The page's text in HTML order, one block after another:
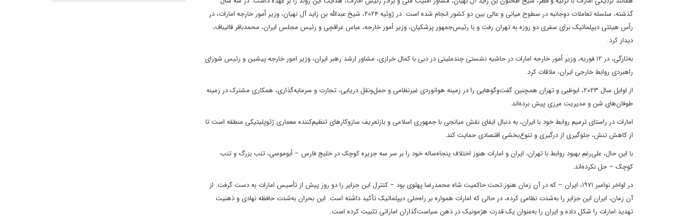
گذشته، سلسله تعاملات دوجانبه در سطوح میانی و عالی بین دو کشور انجام شده است. در ژوئیه ۲۰۲۴، شیخ عبدالله بن زاید آل نهیان، وزیر أمور خارجه امارات، در
رأس هیئتی دیپلماتیک برای سفری دو روزه به تهران رفت و با رئیس‌جمهور پزشکیان، وزیر أمور خارجه، عباس عراقچی و رئیس مجلس ایران، محمدباقر قالیباف،
دیدار کرد.
به‌تازگی، در ۱۲ فوریه، وزیر أمور خارجه امارات در حاشیه نشستی چندملیتی در دبی با کمال خرازی، مشاور ارشد رهبر ایران، وزیر امور خارجه پیشین و رئیس شورای
راهبردی روابط خارجی ایران، ملاقات کرد.
از اوایل سال ۲۰۲۳، ابوظبی و تهران همچنین گفت‌وگوهایی را در زمینه هوانوردی غیرنظامی و حمل‌ونقل دریایی، تجارت و سرمایه‌گذاری، همکاری مشترک در زمینه
طوفان‌های شن و مدیریت مرزی پیش برده‌اند.
امارات در راستای ترمیم روابط خود با ایران، به دنبال ایفای نقش میانجی با جمهوری اسلامی و بازتعریف سازوکارهای تنظیم‌کننده معماری ژئوپلیتیکی منطقه است تا
از کاهش تنش، جلوگیری از درگیری و تنوع‌بخشی اقتصادی حمایت کند.
با این حال، علی‌رغم بهبود روابط با تهران، ایران و امارات هنوز اختلاف پنجاه‌ساله خود را بر سر سه جزیره کوچک در خلیج فارس – أبوموسی، تنب بزرگ و تنب
کوچک – حل نکرده‌اند.
در اواخر نوامبر ۱۹۷۱، ایران – که در آن زمان هنوز تحت حاکمیت شاه محمدرضا پهلوی بود – کنترل این جزایر را دو روز پیش از تأسیس امارات به دست گرفت. از
آن زمان، ایران این جزایر را به‌شدت نظامی کرده، در حالی که امارات همواره بر راه‌حلی دیپلماتیک تأکید داشته است. این بحران به‌شدت حافظه نهادی و ذهنیت
تهدید امارات را شکل داده و ایران را به‌عنوان یک قدرت هژمونیک در ذهن سیاست‌گذاران اماراتی تثبیت کرده است.